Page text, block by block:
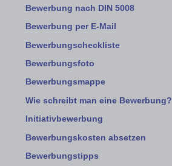
Bewerbung nach DIN 5008
Bewerbung per E-Mail
Bewerbungscheckliste
Bewerbungsfoto
Bewerbungsmappe
Wie schreibt man eine Bewerbung?
Initiativbewerbung
Bewerbungskosten absetzen
Bewerbungstipps